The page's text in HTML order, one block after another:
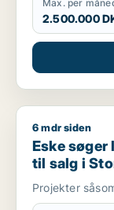
Max. per
2.500.000
Eske søger
6 mdr siden
Eske
til salg i
Projekter